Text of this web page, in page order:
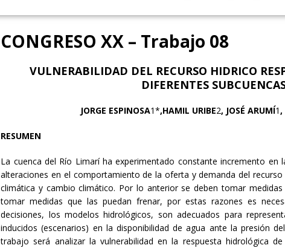
CONGRESO XX – Trabajo 08
VULNERABILIDAD DEL RECURSO HIDRICO
DIFERENTES
JORGE ESPINOSA1*,HAMIL URIBE2, JOSÉ ARUMÍ1,
RESUMEN
La cuenca del Río Limarí ha experimentado constante incremento
alteraciones en el comportamiento de la oferta y demanda del
climática y cambio climático. Por lo anterior se deben tomar
tomar medidas que las puedan frenar, por estas razones es
decisiones, los modelos hidrológicos, son adecuados para
inducidos (escenarios) en la disponibilidad de agua ante la presión
trabajo será analizar la vulnerabilidad en la respuesta hidrológica